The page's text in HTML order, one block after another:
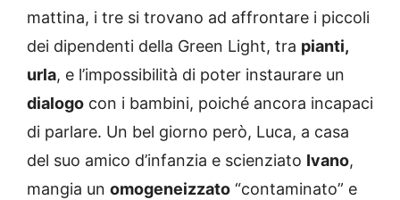
mattina, i tre si trovano ad affrontare i piccoli
dei dipendenti della Green Light, tra pianti,
urla, e l’impossibilità di poter instaurare un
dialogo con i bambini, poiché ancora incapaci
di parlare. Un bel giorno però, Luca, a casa
del suo amico d’infanzia e scienziato Ivano,
mangia un omogeneizzato “contaminato” e